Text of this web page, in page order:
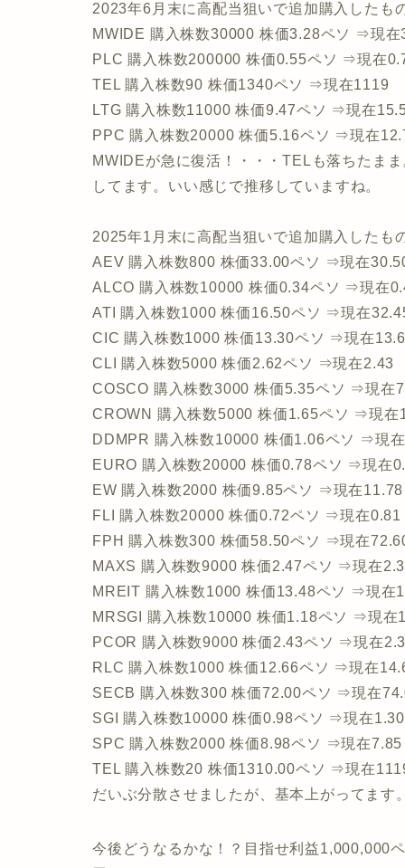
2023年6月末に高配当狙いで追加購入したも
MWIDE 購入株数30000 株価3.28ペソ ⇒現在
PLC 購入株数200000 株価0.55ペソ ⇒現在
TEL 購入株数90 株価1340ペソ ⇒現在1119
LTG 購入株数11000 株価9.47ペソ ⇒現在
PPC 購入株数20000 株価5.16ペソ ⇒現在
MWIDEが急に復活！・・・TELも落ちたま
してます。いい感じで推移していますね。
2025年1月末に高配当狙いで追加購入したも
AEV 購入株数800 株価33.00ペソ ⇒現在
ALCO 購入株数10000 株価0.34ペソ ⇒現在
ATI 購入株数1000 株価16.50ペソ ⇒現在
CIC 購入株数1000 株価13.30ペソ ⇒現在
CLI 購入株数5000 株価2.62ペソ ⇒現在2.43
COSCO 購入株数3000 株価5.35ペソ ⇒現在
CROWN 購入株数5000 株価1.65ペソ ⇒現在
DDMPR 購入株数10000 株価1.06ペソ ⇒現
EURO 購入株数20000 株価0.78ペソ ⇒現在
EW 購入株数2000 株価9.85ペソ ⇒現在11.78
FLI 購入株数20000 株価0.72ペソ ⇒現在0.81
FPH 購入株数300 株価58.50ペソ ⇒現在
MAXS 購入株数9000 株価2.47ペソ ⇒現在
MREIT 購入株数1000 株価13.48ペソ ⇒現在
MRSGI 購入株数10000 株価1.18ペソ ⇒現在
PCOR 購入株数9000 株価2.43ペソ ⇒現在
RLC 購入株数1000 株価12.66ペソ ⇒現在
SECB 購入株数300 株価72.00ペソ ⇒現在
SGI 購入株数10000 株価0.98ペソ ⇒現在1.30
SPC 購入株数2000 株価8.98ペソ ⇒現在7.85
TEL 購入株数20 株価1310.00ペソ ⇒現在
だいぶ分散させましたが、基本上がってます
今後どうなるかな！？目指せ利益1,000,000